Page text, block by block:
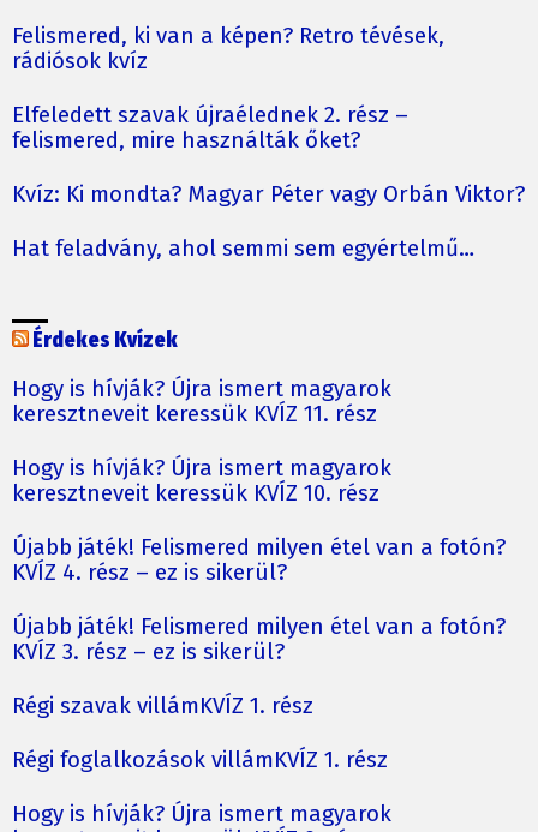
Felismered, ki van a képen? Retro tévések,
rádiósok kvíz
Elfeledett szavak újraélednek 2. rész –
felismered, mire használták őket?
Kvíz: Ki mondta? Magyar Péter vagy Orbán Viktor?
Hat feladvány, ahol semmi sem egyértelmű…
Érdekes Kvízek
Hogy is hívják? Újra ismert magyarok
keresztneveit keressük KVÍZ 11. rész
Hogy is hívják? Újra ismert magyarok
keresztneveit keressük KVÍZ 10. rész
Újabb játék! Felismered milyen étel van a fotón?
KVÍZ 4. rész – ez is sikerül?
Újabb játék! Felismered milyen étel van a fotón?
KVÍZ 3. rész – ez is sikerül?
Régi szavak villámKVÍZ 1. rész
Régi foglalkozások villámKVÍZ 1. rész
Hogy is hívják? Újra ismert magyarok